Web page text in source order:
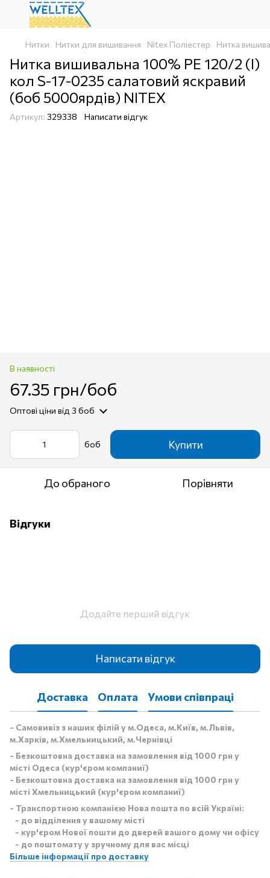
Нитки Нитки для вишивання Nitex Поліестер Нитка
Нитка вишивальна 100% РЕ 120/2 (I)
кол S-17-0235 салатовий яскравий
(боб 5000ярдів) NITEX
Артикул: 329338 Написати відгук
В наявності
67.35 грн/боб
Оптові ціни від 3 боб
боб Купити
До обраного Порівняти
Відгуки
Додайте перший відгук
Написати відгук
Доставка Оплата Умови співпраці
- Самовивіз з наших філій у м.Одеса, м.Київ, м.Львів,
м.Харків, м.Хмельницький, м.Чернівці
- Безкоштовна доставка на замовлення від 1000 грн у
місті Одеса (кур'єром компаниї)
- Безкоштовна доставка на замовлення від 1000 грн у
місті Хмельницький (кур'єром компаниї)
- Транспортною компанією Нова пошта по всій Україні:
- до відділення у вашому місті
- кур'єром Нової пошти до дверей вашого дому чи офісу
- до поштомату у зручному для вас місці
Більше інформації про доставку